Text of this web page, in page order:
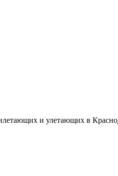
и улетающих в